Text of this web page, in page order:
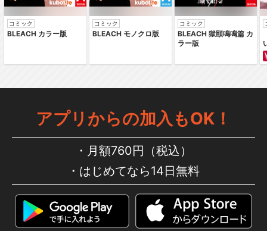
スイートプリキュア♪
スマイルプリキュア！
ドキドキ！プリキュア
コミック
BLEACH カラー版
コミック
BLEACH モノクロ版
コミック
BLEACH 獄頤鳴鳴篇 カ
ラー版
アプリからの加入もOK！
月額760円（税込）
はじめてなら14日無料